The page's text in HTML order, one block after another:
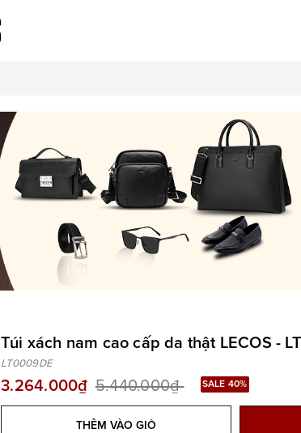
Túi xách nam cao cấp da thật LECOS -
LT0009DE
3.264.000₫ 5.440.000₫ SALE 40%
THÊM VÀO GIỎ